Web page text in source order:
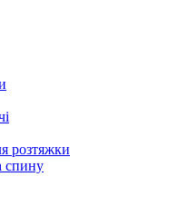
розтяжки
спину